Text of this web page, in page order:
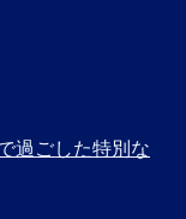
過ごした特別な